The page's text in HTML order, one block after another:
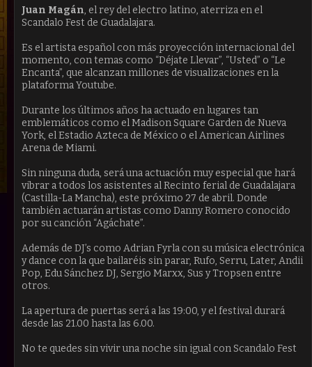
Juan Magán, el rey del electro latino, aterriza en el
Scandalo Fest de Guadalajara.
Es el artista español con más proyección internacional del
momento, con temas como “Déjate Llevar”, “Usted” o “Le
Encanta”, que alcanzan millones de visualizaciones en la
plataforma Youtube.
Durante los últimos años ha actuado en lugares tan
emblemáticos como el Madison Square Garden de Nueva
York, el Estadio Azteca de México o el American Airlines
Arena de Miami.
Sin ninguna duda, será una actuación muy especial que hará
vibrar a todos los asistentes al Recinto ferial de Guadalajara
(Castilla-La Mancha), este próximo 27 de abril. Donde
también actuarán artistas como Danny Romero conocido
por su canción “Agáchate”.
Además de DJ’s como Adrian Fyrla con su música electrónica
y dance con la que bailaréis sin parar, Rufo, Serru, Later, Andii
Pop, Edu Sánchez DJ, Sergio Marxx, Sus y Tropsen entre
otros.
La apertura de puertas será a las 19:00, y el festival durará
desde las 21.00 hasta las 6.00.
No te quedes sin vivir una noche sin igual con Scandalo Fest